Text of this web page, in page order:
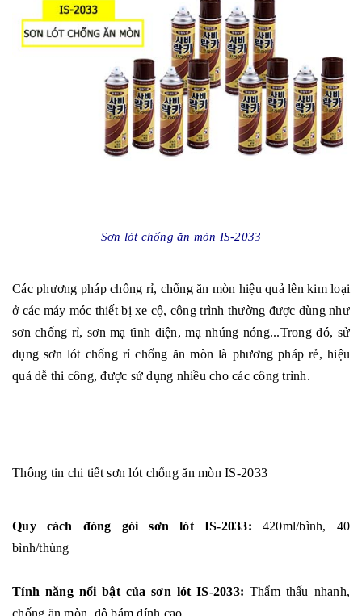
Sơn lót chống ăn mòn IS-2033
Các phương pháp chống rỉ, chống ăn mòn hiệu quả lên kim loại
ở các máy móc thiết bị xe cộ, công trình thường được dùng như
sơn chống rỉ, sơn mạ tĩnh điện, mạ nhúng nóng...Trong đó, sử
dụng sơn lót chống rỉ chống ăn mòn là phương pháp rẻ, hiệu
quả dễ thi công, được sử dụng nhiều cho các công trình.
Thông tin chi tiết sơn lót chống ăn mòn IS-2033
Quy cách đóng gói sơn lót IS-2033: 420ml/bình, 40
bình/thùng
Tính năng nổi bật của sơn lót IS-2033: Thẩm thấu nhanh,
chống ăn mòn, độ bám dính cao